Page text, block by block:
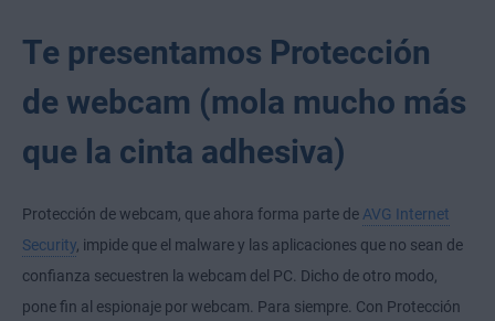
Te presentamos Protección
de webcam (mola mucho más
que la cinta adhesiva)
Protección de webcam, que ahora forma parte de AVG Internet
Security , impide que el malware y las aplicaciones que no sean de
confianza secuestren la webcam del PC. Dicho de otro modo,
pone fin al espionaje por webcam. Para siempre. Con Protección